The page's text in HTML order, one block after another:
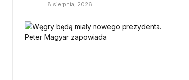
8 sierpnia, 2026